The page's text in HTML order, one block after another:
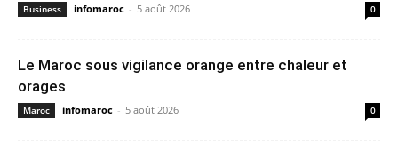
Business infomaroc - 5 août 2026 0
Le Maroc sous vigilance orange entre chaleur et
orages
Maroc infomaroc - 5 août 2026 0